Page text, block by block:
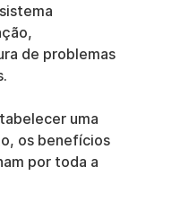
de problemas
uma
os benefícios
por toda a